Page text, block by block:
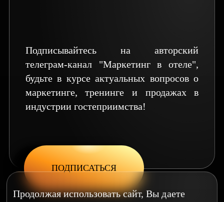
Подписывайтесь на авторский
телеграм-канал "Маркетинг в отеле",
будьте в курсе актуальных вопросов о
маркетинге, тренинге и продажах в
индустрии гостеприимства!
ПОДПИСАТЬСЯ
Продолжая использовать сайт, Вы даете